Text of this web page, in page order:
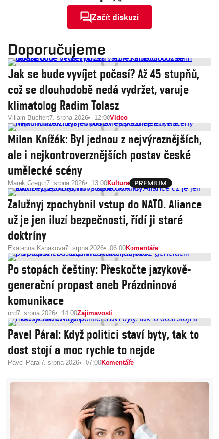
Začít diskuzi
Doporučujeme
Jak se bude vyvíjet počasí? Až 45 stupňů,
což se dlouhodobě nedá vydržet, varuje
klimatolog Radim Tolasz
Viliam Buchert7. srpna 2026 12:00Video
Milan Knížák: Byl jednou z nejvýraznějších,
ale i nejkontroverznějších postav české
umělecké scény
Marek Gregor7. srpna 2026 13:00Kultura
Zalužnyj zpochybnil vstup do NATO. Aliance
už je jen iluzí bezpečnosti, řídí ji staré
doktríny
Ekaterina Kanakova7. srpna 2026 06:00Komentáře
Po stopách češtiny: Přeskočte jazykově-
generační propast aneb Prázdninová
komunikace
nrd7. srpna 2026 14:00Zajímavosti
Pavel Páral: Když politici staví byty, tak to
dost stojí a moc rychle to nejde
Pavel Páral 7. srpna 2026 07:00Komentáře